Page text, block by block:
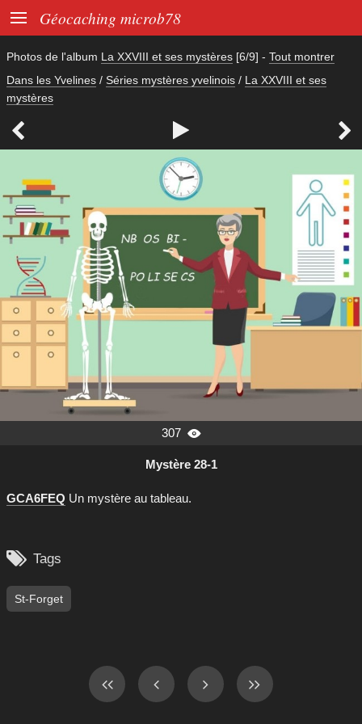
 Géocaching microb78
Photos de l'album La XXVIII et ses mystères [6/9] - Tout montrer
Dans les Yvelines / Séries mystères yvelinois / La XXVIII et ses
mystères
  
307 
Mystère 28-1
GCA6FEQ Un mystère au tableau.
 Tags
St-Forget